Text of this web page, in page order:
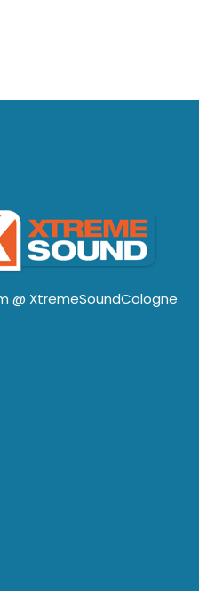
@ XtremeSoundCologne